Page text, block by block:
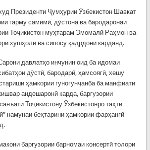
Президенти Ҷумҳурии Ӯзбекистон Шавкат
гарму самимӣ, дӯстона ва бародаронаи
Тоҷикистон муҳтарам Эмомалӣ Раҳмон ва
хушҳолӣ ва сипосу қадрдонӣ карданд.
давлатҳо инчунин оид ба идомаи
дӯстӣ, бародарӣ, ҳамсоягӣ, хешу
ҳамкории гуногунҷанба ба манфиати
андешаронӣ карда, баргузории
Тоҷикистону Ӯзбекистонро таҳти
намунаи беҳтарини ҳамкории фарҳангӣ
баргузории барномаи консертӣ толори